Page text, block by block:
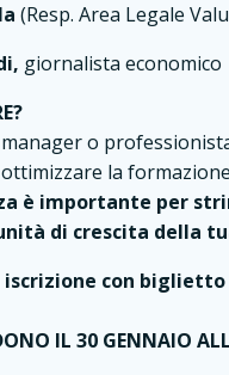
(Resp. Area Legale
giornalista economico
o
la
è importante per
di crescita della
con
IL 30 GENNAIO